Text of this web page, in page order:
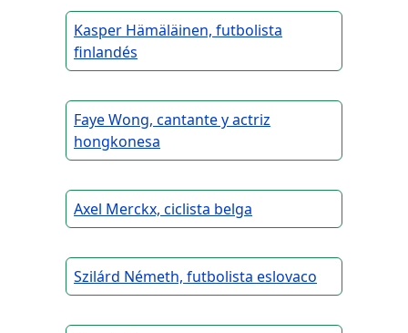
Kasper Hämäläinen, futbolista
finlandés
Faye Wong, cantante y actriz
hongkonesa
Axel Merckx, ciclista belga
Szilárd Németh, futbolista eslovaco